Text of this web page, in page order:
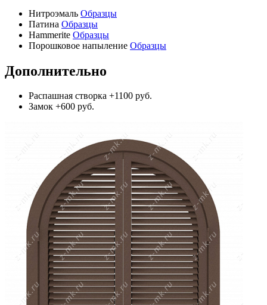
Нитроэмаль Образцы
Патина Образцы
Hammerite Образцы
Порошковое напыление Образцы
Дополнительно
Распашная створка +1100 руб.
Замок +600 руб.